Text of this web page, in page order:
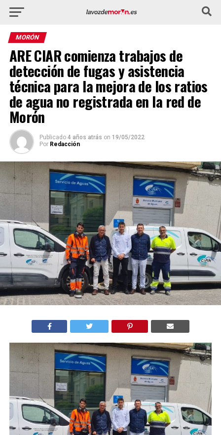
MORÓN
ARE CIAR comienza trabajos de
detección de fugas y asistencia
técnica para la mejora de los ratios
de agua no registrada en la red de
Morón
Publicado 4 años atrás on 19/05/2022
Por Redacción